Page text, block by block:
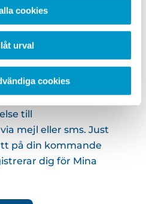
cookies
urval
cookies
få 150
din
till
mejl eller sms. Just
på din kommande
dig för Mina